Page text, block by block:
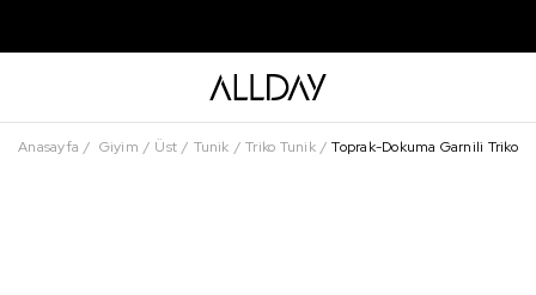
Anasayfa Giyim Üst Tunik Triko Tunik Toprak-Dokuma Garnili Triko